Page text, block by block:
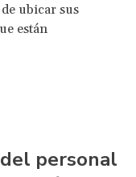
ubicar sus
están
personal